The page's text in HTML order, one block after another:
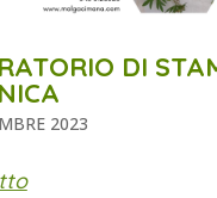
DI
2023